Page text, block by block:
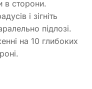
в сторони.
і зігніть
підлозі.
на 10 глибоких